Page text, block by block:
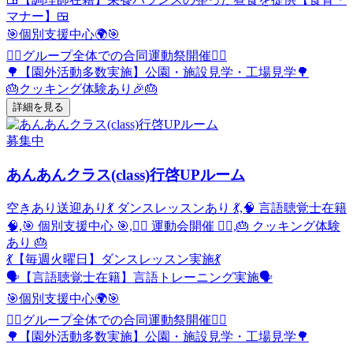
マナー】🍱
🎯個別支援中心🌍🎯
🏃‍♂️グループ全体での合同運動祭開催🏃‍♂️
🌳【園外活動多数実施】公園・施設見学・工場見学🌳
🎂クッキング体験あり🎉🎂
詳細を見る
募集中
あんあんクラス(class)行啓UPルーム
空きあり 送迎あり 💃 ダンスレッスンあり 💃,🧠 言語聴覚士在籍
🧠,🎯 個別支援中心 🎯,🏃‍♂️ 運動会開催 🏃‍♂️,🎂 クッキング体験
あり 🎂
💃【毎週火曜日】ダンスレッスン実施💃
🗣️【言語聴覚士在籍】言語トレーニング実施🗣️
🎯個別支援中心🌍🎯
🏃‍♂️グループ全体での合同運動祭開催🏃‍♂️
🌳【園外活動多数実施】公園・施設見学・工場見学🌳